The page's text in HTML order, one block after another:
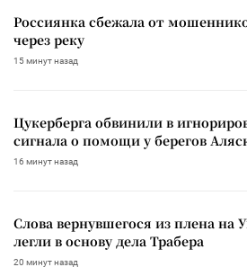
Россиянка сбежала от
через реку
15 минут назад
Цукерберга обвинили в
сигнала о помощи у берегов
16 минут назад
Слова вернувшегося из плена на
легли в основу дела Трабера
20 минут назад